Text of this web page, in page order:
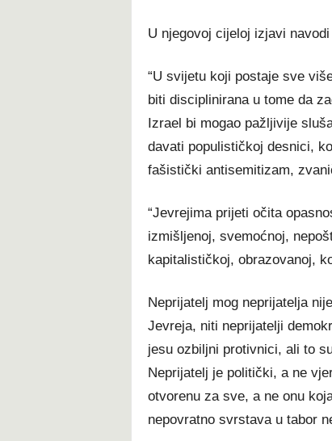
U njegovoj cijeloj izjavi
“U svijetu koji postaje sve
biti disciplinirana u tome da
Izrael bi mogao pažljivije
davati populističkoj desnici,
fašistički antisemitizam,
“Jevrejima prijeti očita
izmišljenoj, svemoćnoj,
kapitalističkoj, obrazovanoj,
Neprijatelj mog neprijatelja
Jevreja, niti neprijatelji
jesu ozbiljni protivnici, ali to
Neprijatelj je politički, a ne
otvorenu za sve, a ne onu
nepovratno svrstava u tabor